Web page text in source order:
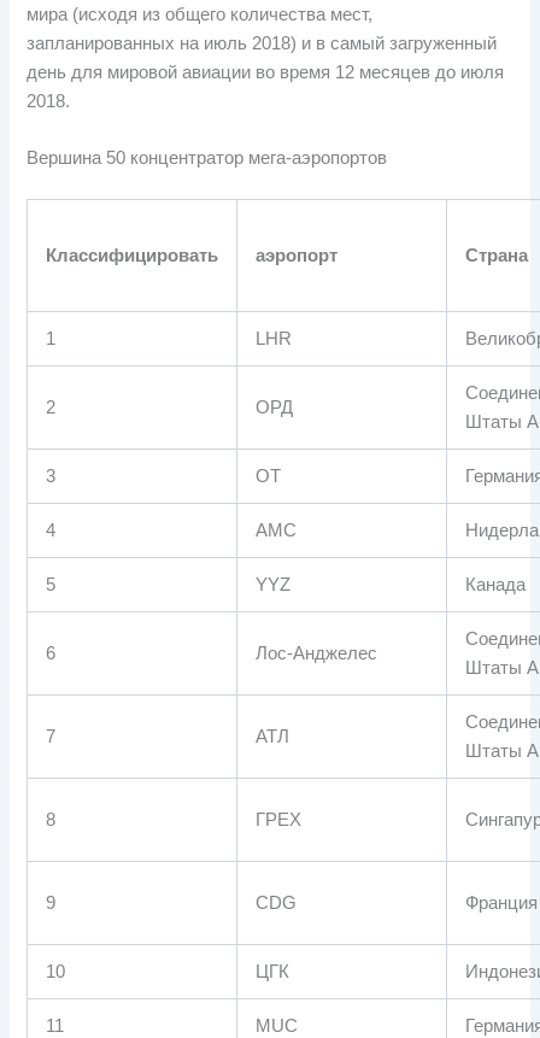
мира (исходя из общего количества мест,
запланированных на июль 2018) и в самый загруженный
день для мировой авиации во время 12 месяцев до июля
2018.
Вершина 50 концентратор мега-аэропортов
Классифицировать аэропорт Страна
1 LHR
2 ОРД
Штаты
3 ОТ
4 АМС
5 YYZ Канада
6 Лос-Анджелес
Штаты
7 АТЛ
Штаты
8 ГРЕХ
9 CDG Франция
10 ЦГК
11 MUC